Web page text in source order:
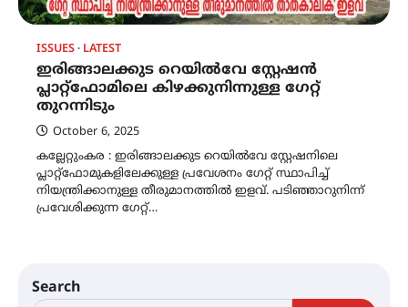
ISSUES LATEST
ഇരിങ്ങാലക്കുട റെയിൽവേ സ്റ്റേഷൻ
പ്ലാറ്റ്ഫോമിലെ കിഴക്കുനിന്നുള്ള ഗേറ്റ്
തുറന്നിടും
October 6, 2025
കല്ലേറ്റുംകര : ഇരിങ്ങാലക്കുട റെയിൽവേ സ്റ്റേഷനിലെ
പ്ലാറ്റ്ഫോമുകളിലേക്കുള്ള പ്രവേശനം ഗേറ്റ് സ്ഥാപിച്ച്
നിയന്ത്രിക്കാനുള്ള തീരുമാനത്തിൽ ഇളവ്. പടിഞ്ഞാറുനിന്ന്
പ്രവേശിക്കുന്ന ഗേറ്റ്…
Search